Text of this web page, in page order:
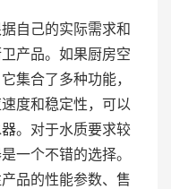
自己的实际需求和
产品。如果厨房空
集合了多种功能，
度和稳定性，可以
。对于水质要求较
一个不错的选择。
品的性能参数、售